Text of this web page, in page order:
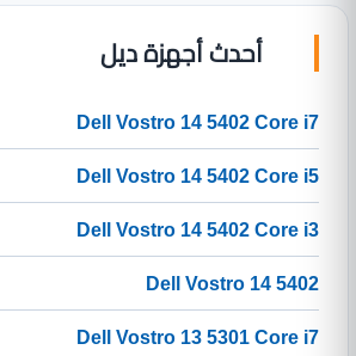
أحدث أجهزة ديل
Dell Vostro 14 5402 Core i7
Dell Vostro 14 5402 Core i5
Dell Vostro 14 5402 Core i3
Dell Vostro 14 5402
Dell Vostro 13 5301 Core i7